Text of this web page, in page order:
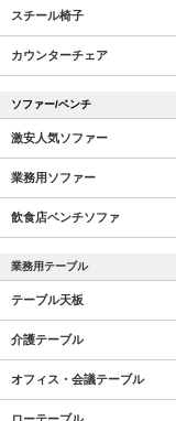
スチール椅子
カウンターチェア
ソファー/ベンチ
激安人気ソファー
業務用ソファー
飲食店ベンチソファ
業務用テーブル
テーブル天板
介護テーブル
オフィス・会議テーブル